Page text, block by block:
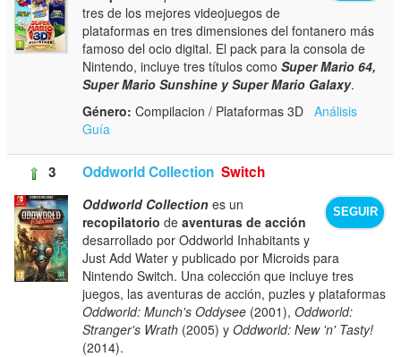
tres de los mejores videojuegos de
plataformas en tres dimensiones del fontanero más
famoso del ocio digital. El pack para la consola de
Nintendo, incluye tres títulos como Super Mario 64,
Super Mario Sunshine y Super Mario Galaxy.
Género: Compilacion / Plataformas 3DAnálisis
Guía
3 Oddworld Collection Switch
SEGUIR
Oddworld Collection es un
recopilatorio deaventuras de acción
desarrollado por Oddworld Inhabitants y
Just Add Water y publicado por Microids para
Nintendo Switch. Una colección que incluye tres
juegos, las aventuras de acción, puzles y plataformas
Oddworld: Munch's Oddysee (2001),Oddworld:
Stranger's Wrath (2005) yOddworld: New 'n' Tasty!
(2014).